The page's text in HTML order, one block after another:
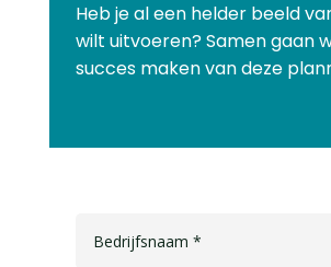
Heb je al een helder beeld
wilt uitvoeren? Samen gaan
succes maken van deze